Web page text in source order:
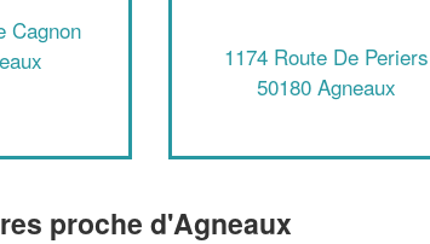
Cagnon
1174 Route De Periers
50180 Agneaux
proche d'Agneaux